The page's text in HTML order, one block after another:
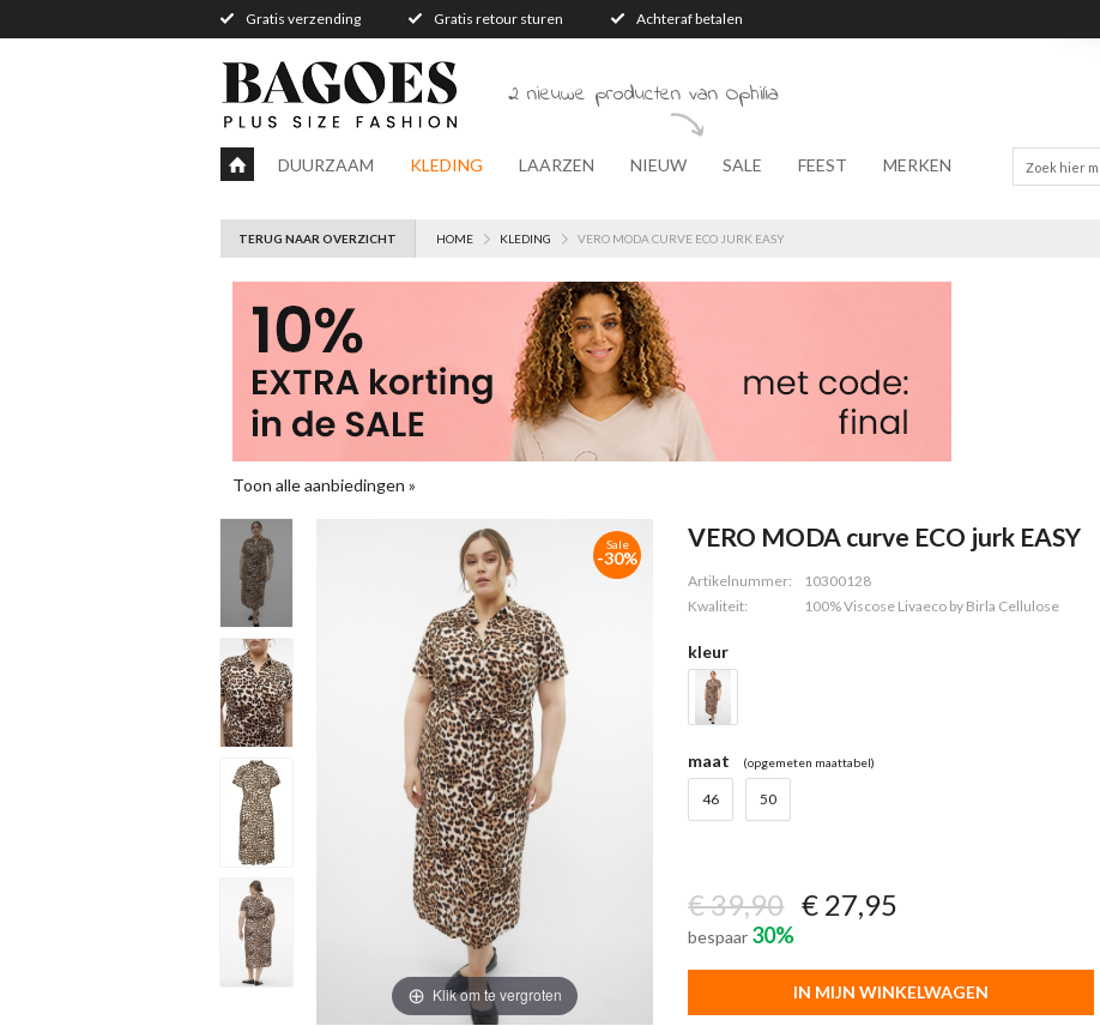
Gratis verzending Gratis retour sturen Achteraf betalen
2 nieuwe producten van Ophilia
DUURZAAM KLEDING LAARZEN NIEUW SALE FEEST MERKEN
TERUG NAAR OVERZICHT HOME KLEDING VERO MODA CURVE ECO JURK EASY
Toon alle aanbiedingen »
Klik om te vergroten
Sale
-30%
VERO MODA curve ECO jurk EASY
Artikelnummer:
10300128
Kwaliteit:
100% Viscose Livaeco by Birla Cellulose
kleur
maat (opgemeten maattabel)
46 50
€ 39,90 € 27,95
bespaar 30%
IN MIJN WINKELWAGEN